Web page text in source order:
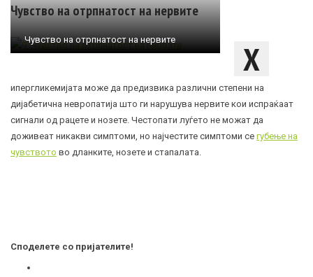
Чувство на отрпнатост на нервите
Чувство на отрпнатост на нервите Х
ипергликемијата може да предизвика различни степени на
дијабетична невропатија што ги нарушува нервите кои испраќаат
сигнали од рацете и нозете. Честопати луѓето не можат да
доживеат никакви симптоми, но најчестите симптоми се губење на
чувството во дланките, нозете и стапалата.
Споделете со пријателите!